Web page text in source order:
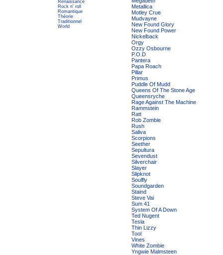
Renaissance
Rock n' roll
Romantique
Théorie
Traditionnel
World
Metallica
Motley Crue
Mudvayne
New Found Glory
New Found Power
Nickelback
Orgy
Ozzy Osbourne
P.O.D
Pantera
Papa Roach
Pillar
Primus
Puddle Of Mudd
Queens Of The Stone Age
Queensryche
Rage Against The Machine
Rammstein
Ratt
Rob Zombie
Rush
Saliva
Scorpions
Seether
Sepultura
Sevendust
Silverchair
Slayer
Slipknot
Soulfly
Soundgarden
Staind
Steve Vai
Sum 41
System Of A Down
Ted Nugent
Tesla
Thin Lizzy
Tool
Vines
White Zombie
Yngwie Malmsteen